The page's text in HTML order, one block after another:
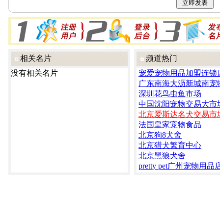
相关名片
没有相关名片
频道热门
宠爱宠物用品加盟连锁
广东南海大沥新城南宠
深圳花鸟虫鱼市场
中国沈阳宠物交易大市
北京爱斯达名犬交易市
法国皇家宠物食品
北京狗8犬舍
北京猎犬繁育中心
北京黑狼犬舍
pretty pet广州宠物用品